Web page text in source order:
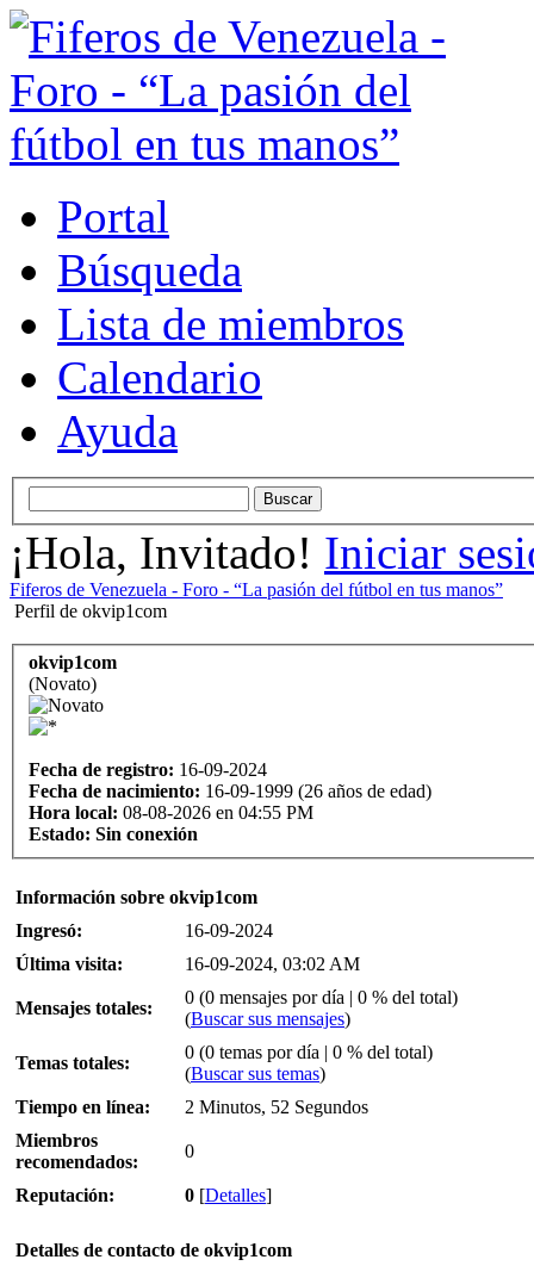
Portal
Búsqueda
Lista de miembros
Calendario
Ayuda
¡Hola, Invitado! Iniciar
Fiferos de Venezuela - Foro - “La pasión del fútbol en tus manos”
Perfil de okvip1com
okvip1com
(Novato)
Fecha de registro: 16-09-2024
Fecha de nacimiento: 16-09-1999 (26 años de edad)
Hora local: 08-08-2026 en 04:55 PM
Estado: Sin conexión
Información sobre okvip1com
Ingresó:
16-09-2024
Última visita:
16-09-2024, 03:02 AM
Mensajes totales:
0 (0 mensajes por día | 0 % del total)
(Buscar sus mensajes)
Temas totales:
0 (0 temas por día | 0 % del total)
(Buscar sus temas)
Tiempo en línea:
2 Minutos, 52 Segundos
Miembros
recomendados:
0
Reputación: 0 [Detalles]
Detalles de contacto de okvip1com